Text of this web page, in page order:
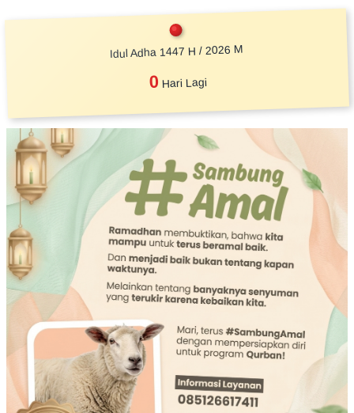
Idul Adha 1447 H / 2026 M
0 Hari Lagi